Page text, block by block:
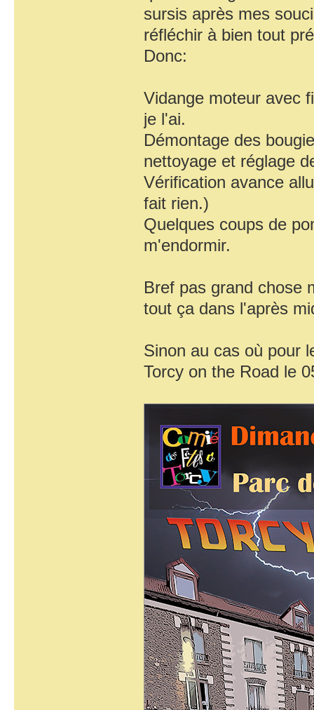
sursis après mes
réfléchir à bien tout
Donc:
Vidange moteur avec
je l'ai.
Démontage des
nettoyage et réglage
Vérification avance
fait rien.)
Quelques coups de
m'endormir.
Bref pas grand chose
tout ça dans l'après
Sinon au cas où pour
Torcy on the Road le